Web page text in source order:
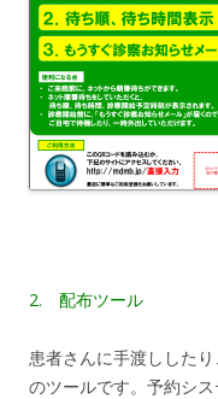
2. 配布ツール
患者さんに手渡しした
のツールです。予約シ